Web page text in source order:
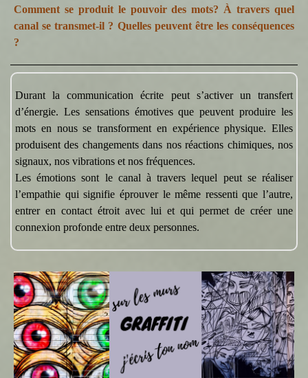
Comment se produit le pouvoir des mots? À travers quel
canal se transmet-il ? Quelles peuvent être les conséquences
?
Durant la communication écrite peut s’activer un transfert
d’énergie. Les sensations émotives que peuvent produire les
mots en nous se transforment en expérience physique. Elles
produisent des changements dans nos réactions chimiques, nos
signaux, nos vibrations et nos fréquences.
Les émotions sont le canal à travers lequel peut se réaliser
l’empathie qui signifie éprouver le même ressenti que l’autre,
entrer en contact étroit avec lui et qui permet de créer une
connexion profonde entre deux personnes.